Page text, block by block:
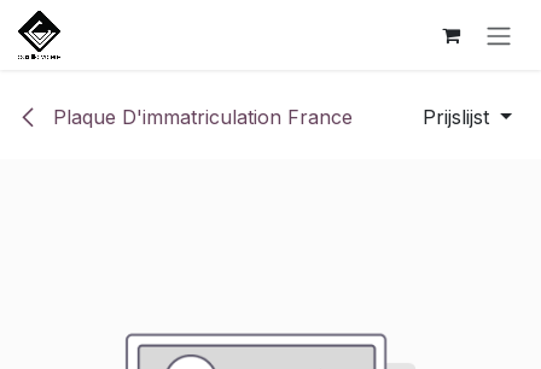
Overslaan naar inhoud
Plaque D'immatriculation France Prijslijst